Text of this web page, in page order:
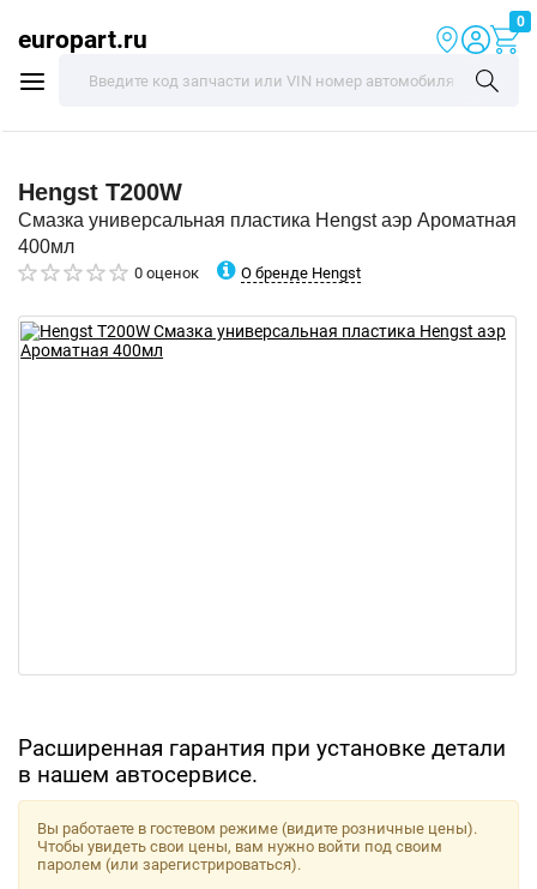
europart.ru
0
Hengst T200W
Смазка универсальная пластика Hengst аэр Ароматная
400мл
0 оценок О бренде Hengst
Расширенная гарантия при установке детали
в нашем автосервисе.
Вы работаете в гостевом режиме (видите розничные цены).
Чтобы увидеть свои цены, вам нужно войти под своим
паролем (или зарегистрироваться).